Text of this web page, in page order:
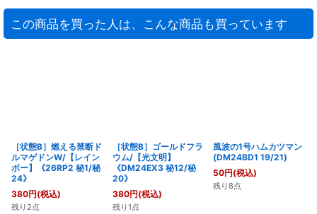
この商品を買った人は、こんな商品も買っています
［状態B］燃える禁断ド
ルマゲドンW/【レイン
ボー】《26RP2 秘1/秘
24》
380円(税込)
残り2点
［状態B］ゴールドフラ
ウム/【光文明】
《DM24EX3 秘12/秘
20》
380円(税込)
残り1点
風波の1号ハムカツマン
(DM24BD1 19/21)
50円(税込)
残り8点